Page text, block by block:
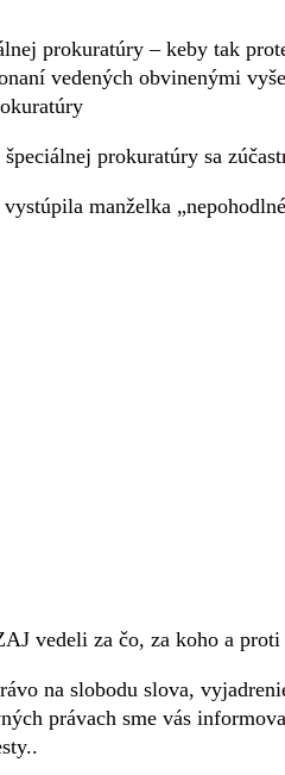
prokuratúry – keby tak
vedených obvinenými
prokuratúry sa
manželka
vedeli za čo, za koho a proti
na slobodu slova,
právach sme vás